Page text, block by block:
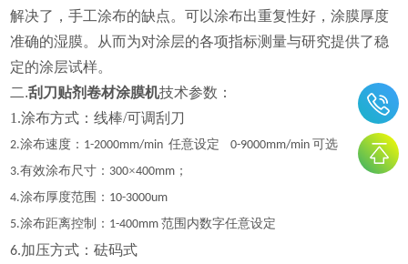
解决了，手工涂布的缺点。可以涂布出重复性好，涂膜厚度
准确的湿膜。从而为对涂层的各项指标测量与研究提供了稳
定的涂层试样。
二.刮刀贴剂卷材涂膜机技术参数：
1.涂布方式：线棒/可调刮刀
2.涂布速度： 1-2000mm/min任意设定 0-9000mm/min 可选
3.有效涂布尺寸： 300×400mm ；
4.涂布厚度范围： 10-3000um
5.涂布距离控制： 1-400mm范围内数字任意设定
6.加压方式：砝码式